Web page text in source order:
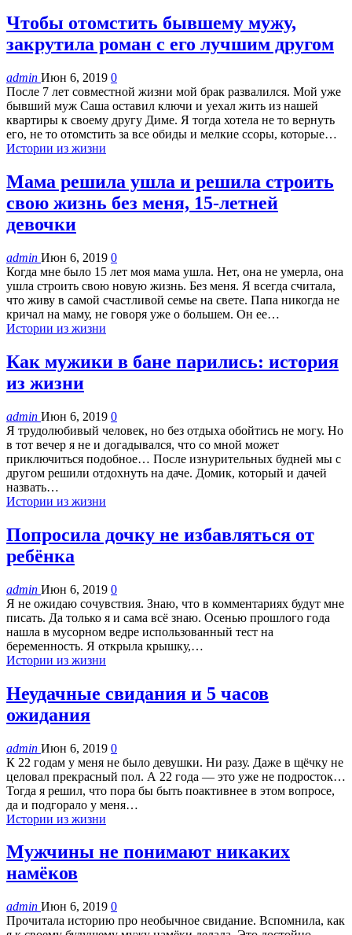
Чтобы отомстить бывшему мужу,
закрутила роман с его лучшим другом
admin Июн 6, 2019 0
После 7 лет совместной жизни мой брак развалился. Мой уже
бывший муж Саша оставил ключи и уехал жить из нашей
квартиры к своему другу Диме. Я тогда хотела не то вернуть
его, не то отомстить за все обиды и мелкие ссоры, которые…
Истории из жизни
Мама решила ушла и решила строить
свою жизнь без меня, 15-летней
девочки
admin Июн 6, 2019 0
Когда мне было 15 лет моя мама ушла. Нет, она не умерла, она
ушла строить свою новую жизнь. Без меня. Я всегда считала,
что живу в самой счастливой семье на свете. Папа никогда не
кричал на маму, не говоря уже о большем. Он ее…
Истории из жизни
Как мужики в бане парились: история
из жизни
admin Июн 6, 2019 0
Я трудолюбивый человек, но без отдыха обойтись не могу. Но
в тот вечер я не и догадывался, что со мной может
приключиться подобное… После изнурительных будней мы с
другом решили отдохнуть на даче. Домик, который и дачей
назвать…
Истории из жизни
Попросила дочку не избавляться от
ребёнка
admin Июн 6, 2019 0
Я не ожидаю сочувствия. Знаю, что в комментариях будут мне
писать. Да только я и сама всё знаю. Осенью прошлого года
нашла в мусорном ведре использованный тест на
беременность. Я открыла крышку,…
Истории из жизни
Неудачные свидания и 5 часов
ожидания
admin Июн 6, 2019 0
К 22 годам у меня не было девушки. Ни разу. Даже в щёчку не
целовал прекрасный пол. А 22 года — это уже не подросток…
Тогда я решил, что пора бы быть поактивнее в этом вопросе,
да и подгорало у меня…
Истории из жизни
Мужчины не понимают никаких
намёков
admin Июн 6, 2019 0
Прочитала историю про необычное свидание. Вспомнила, как